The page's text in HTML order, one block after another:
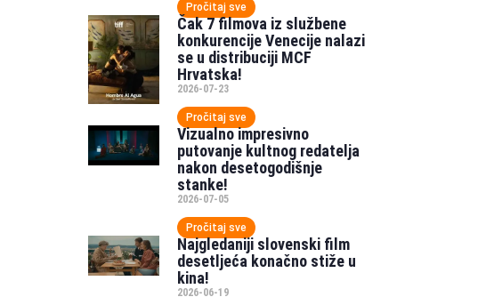
Pročitaj sve
Čak 7 filmova iz službene
konkurencije Venecije nalazi
se u distribuciji MCF
Hrvatska!
2026-07-23
Pročitaj sve
Vizualno impresivno
putovanje kultnog redatelja
nakon desetogodišnje
stanke!
2026-07-05
Pročitaj sve
Najgledaniji slovenski film
desetljeća konačno stiže u
kina!
2026-06-19